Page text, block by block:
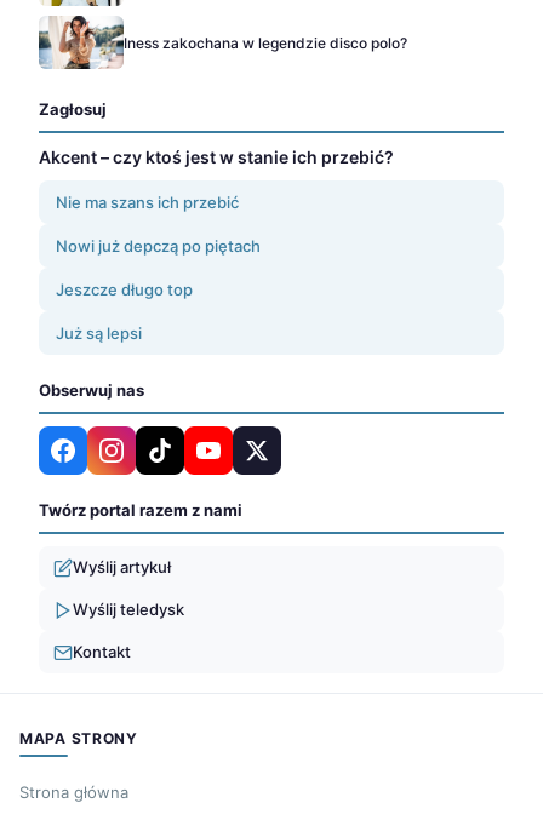
Iness zakochana w legendzie disco polo?
Zagłosuj
Akcent – czy ktoś jest w stanie ich przebić?
Nie ma szans ich przebić
Nowi już depczą po piętach
Jeszcze długo top
Już są lepsi
Obserwuj nas
Twórz portal razem z nami
Wyślij artykuł
Wyślij teledysk
Kontakt
MAPA STRONY
Strona główna